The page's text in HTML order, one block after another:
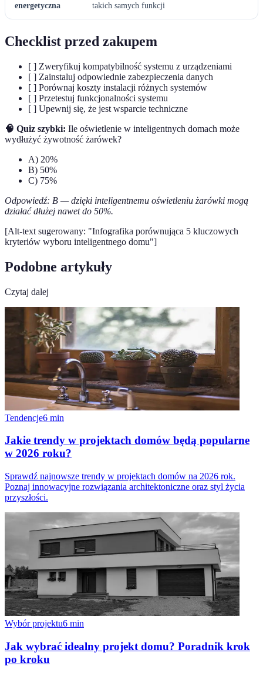
energetyczna
takich samych funkcji
Checklist przed zakupem
[ ] Zweryfikuj kompatybilność systemu z urządzeniami
[ ] Zainstaluj odpowiednie zabezpieczenia danych
[ ] Porównaj koszty instalacji różnych systemów
[ ] Przetestuj funkcjonalności systemu
[ ] Upewnij się, że jest wsparcie techniczne
🧠 Quiz szybki: Ile oświetlenie w inteligentnych domach może
wydłużyć żywotność żarówek?
A) 20%
B) 50%
C) 75%
Odpowiedź: B — dzięki inteligentnemu oświetleniu żarówki mogą
działać dłużej nawet do 50%.
[Alt-text sugerowany: "Infografika porównująca 5 kluczowych
kryteriów wyboru inteligentnego domu"]
Podobne artykuły
Czytaj dalej
Tendencje6 min
Jakie trendy w projektach domów będą popularne
w 2026 roku?
Sprawdź najnowsze trendy w projektach domów na 2026 rok.
Poznaj innowacyjne rozwiązania architektoniczne oraz styl życia
przyszłości.
Wybór projektu6 min
Jak wybrać idealny projekt domu? Poradnik krok
po kroku